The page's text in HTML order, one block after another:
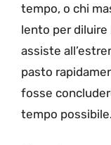
tempo, o chi
lento per diluire
assiste
pasto
fosse
tempo